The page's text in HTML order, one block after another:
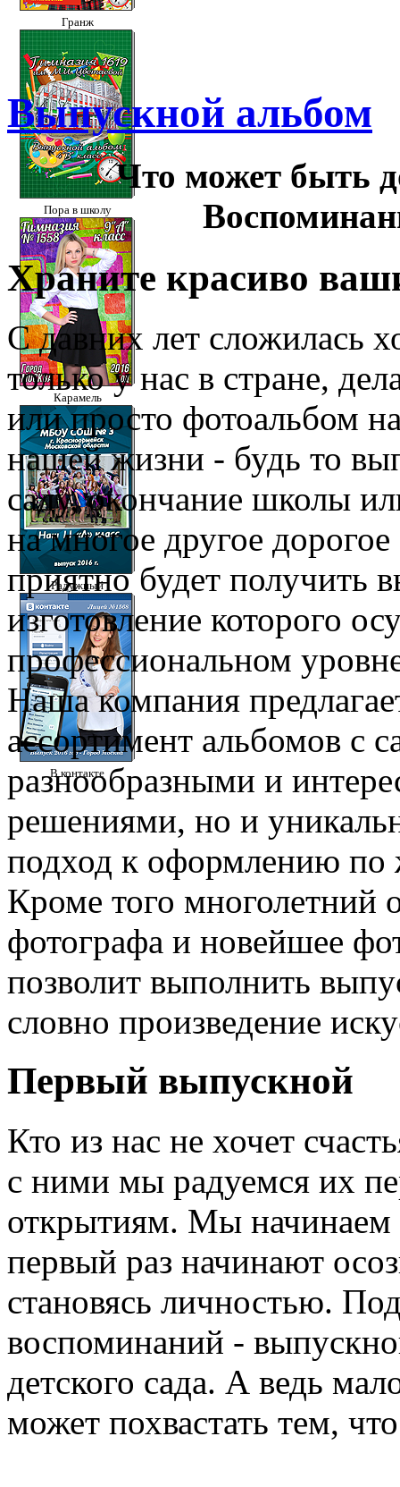
Гранж
Пора в школу
Карамель
Радужный
В контакте
Выпускной альбом
Что может быть
Храните красиво
С давних лет сложилась
только у нас в стране,
или просто фотоальбом
нашей жизни - будь то
саду, окончание школы
на многое другое
приятно будет получить
изготовление которого
профессиональном
Наша компания
ассортимент альбомов с
разнообразными и
решениями, но и
подход к оформлению по
Кроме того многолетний
фотографа и новейшее
позволит выполнить
словно произведение
Первый выпускной
Кто из нас не хочет
с ними мы радуемся их
открытиям. Мы начинаем
первый раз начинают
становясь личностью.
воспоминаний -
детского сада. А ведь
может похвастать тем,